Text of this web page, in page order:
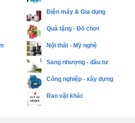
Điện máy & Gia dụng
Quà tặng - Đồ chơi
Nội thất - Mỹ nghệ
Sang nhượng - đầu tư
Công nghiệp - xây dựng
Rao vặt khác